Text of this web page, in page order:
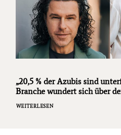
„20,5 % der Azubis sind
Branche wundert sich über
WEITERLESEN